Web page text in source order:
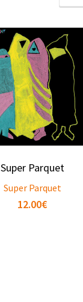
Super Parquet
Super Parquet
12.00€